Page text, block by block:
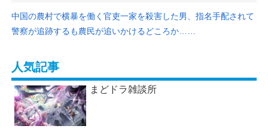
中国の農村で横暴を働く官吏一家を殺害した男、指名手配されて
警察が追跡するも農民が追いかけるどころか……
人気記事
まどドラ雑談所